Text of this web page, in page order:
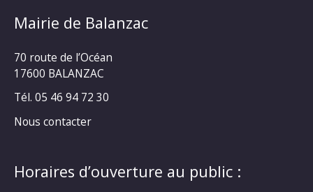
Mairie de Balanzac
70 route de l’Océan
17600 BALANZAC
Tél. 05 46 94 72 30
Nous contacter
Horaires d’ouverture au public :